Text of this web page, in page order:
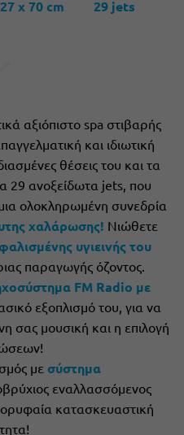
x 70 cm 29 jets
αξιόπιστο spa στιβαρής
και ιδιωτική
θέσεις του και τα
29 ανοξείδωτα jets, που
ολοκληρωμένη συνεδρία
χαλάρωσης! Νιώθετε
υγιεινής του
παραγωγής όζοντος.
FM Radio με
εξοπλισμό του, για να
σας μουσική και η επιλογή
με σύστημα
εναλλασσόμενος
κατασκευαστική